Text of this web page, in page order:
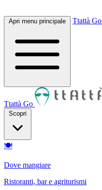
Apri menu principale Ttattà Go
Ttattà Go
Scopri
🍽
Dove mangiare
Ristoranti, bar e agriturismi